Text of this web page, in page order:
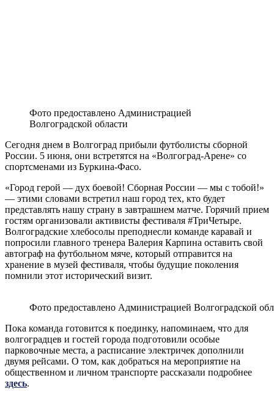
Фото предоставлено Администрацией
Волгоградской области
Сегодня днем в Волгоград прибыли футболисты сборной
России. 5 июня, они встретятся на «Волгоград-Арене» со
спортсменами из Буркина-Фасо.
«Город герой — дух боевой! Сборная России — мы с тобой!»
— этими словами встретил наш город тех, кто будет
представлять нашу страну в завтрашнем матче. Горячий прием
гостям организовали активисты фестиваля #ТриЧетыре.
Волгоградские хлебосолы преподнесли команде каравай и
попросили главного тренера Валерия Карпина оставить свой
автограф на футбольном мяче, который отправится на
хранение в музей фестиваля, чтобы будущие поколения
помнили этот исторический визит.
Фото предоставлено Администрацией Волгоградской
Пока команда готовится к поединку, напоминаем, что для
волгоградцев и гостей города подготовили особые
парковочные места, а расписание электричек дополнили
двумя рейсами. О том, как добраться на мероприятие на
общественном и личном транспорте рассказали подробнее
здесь.